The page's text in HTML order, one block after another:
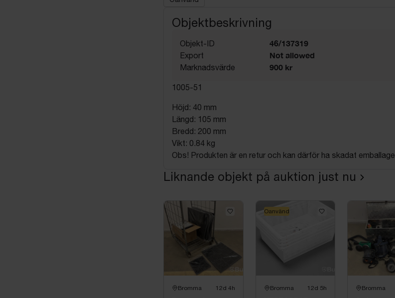
Objektbeskrivning
Objekt-ID 46/137319
Export Not allowed
Marknadsvärde 900 kr
1005-51
Höjd: 40 mm
Längd: 105 mm
Bredd: 200 mm
Vikt: 0.84 kg
Obs! Produkten är en retur och kan därför ha skadat emballage.
Liknande objekt på auktion just nu
Bromma 12d 4h Bromma 12d 5h
Oanvänd
Bromma